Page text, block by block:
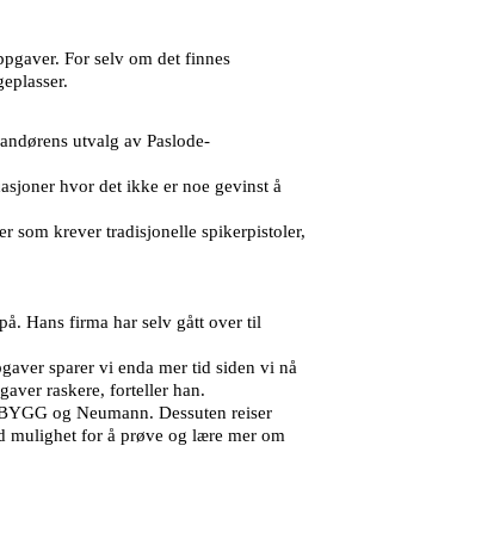
For selv om det finnes
utvalg av Paslode-
hvor det ikke er noe gevinst å
som krever tradisjonelle spikerpistoler,
Hans firma har selv gått over til
sparer vi enda mer tid siden vi nå
raskere, forteller han.
og Neumann. Dessuten reiser
mulighet for å prøve og lære mer om